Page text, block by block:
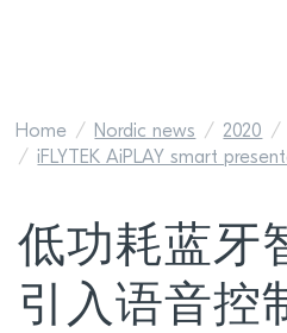
Home Nordic news 2020
iFLYTEK AiPLAY smart
低功耗蓝牙
引入语音控